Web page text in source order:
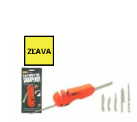
ZĽAVA